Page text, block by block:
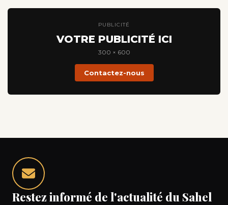
PUBLICITÉ
VOTRE PUBLICITÉ ICI
300 × 600
Contactez-nous
Restez informé de l'actualité du Sahel